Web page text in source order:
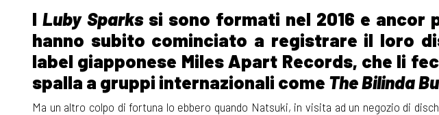
I Luby Sparkssi sono formati nel 2016 e ancor
hanno subito cominciato a registrare il loro
label giapponese Miles Apart Records, che li
spalla a gruppi internazionali come The Bilinda
Ma un altro colpo di fortuna lo ebbero quando Natsuki, in visita ad un negozio di